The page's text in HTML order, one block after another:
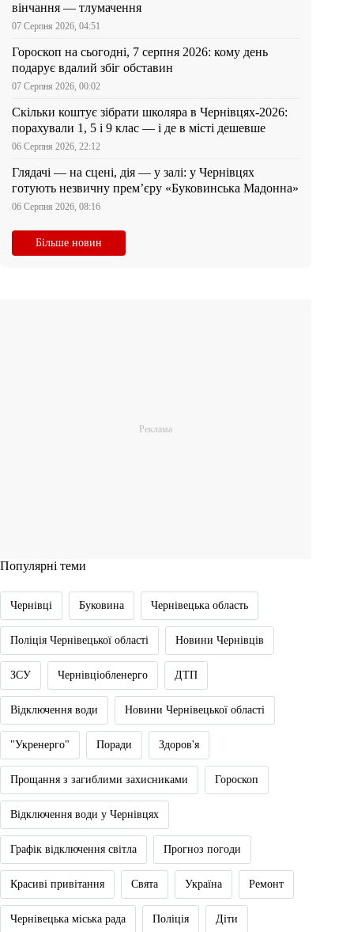
вінчання — тлумачення
07 Серпня 2026, 04:51
Гороскоп на сьогодні, 7 серпня 2026: кому день
подарує вдалий збіг обставин
07 Серпня 2026, 00:02
Скільки коштує зібрати школяра в Чернівцях-2026:
порахували 1, 5 і 9 клас — і де в місті дешевше
06 Серпня 2026, 22:12
Глядачі — на сцені, дія — у залі: у Чернівцях
готують незвичну прем’єру «Буковинська Мадонна»
06 Серпня 2026, 08:16
Більше новин
Популярні теми
Чернівці Буковина Чернівецька область
Поліція Чернівецької області Новини Чернівців
ЗСУ Чернівціобленерго ДТП
Відключення води Новини Чернівецької області
"Укренерго" Поради Здоров'я
Прощання з загиблими захисниками Гороскоп
Відключення води у Чернівцях
Графік відключення світла Прогноз погоди
Красиві привітання Свята Україна Ремонт
Чернівецька міська рада Поліція Діти